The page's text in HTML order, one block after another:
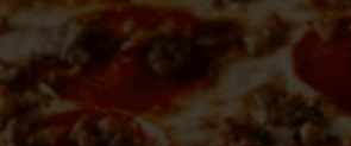
ACCUEIL
LA CARTE